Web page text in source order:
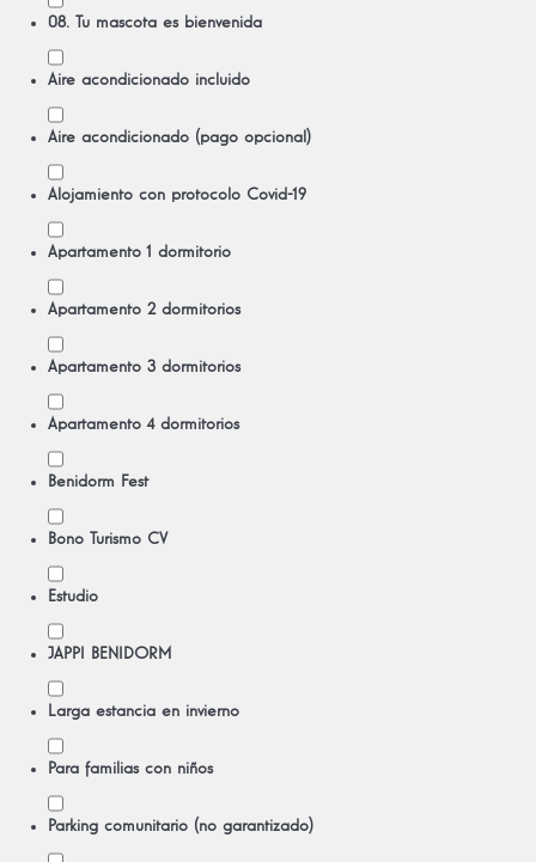
08. Tu mascota es bienvenida
Aire acondicionado incluido
Aire acondicionado (pago opcional)
Alojamiento con protocolo Covid-19
Apartamento 1 dormitorio
Apartamento 2 dormitorios
Apartamento 3 dormitorios
Apartamento 4 dormitorios
Benidorm Fest
Bono Turismo CV
Estudio
JAPPI BENIDORM
Larga estancia en invierno
Para familias con niños
Parking comunitario (no garantizado)